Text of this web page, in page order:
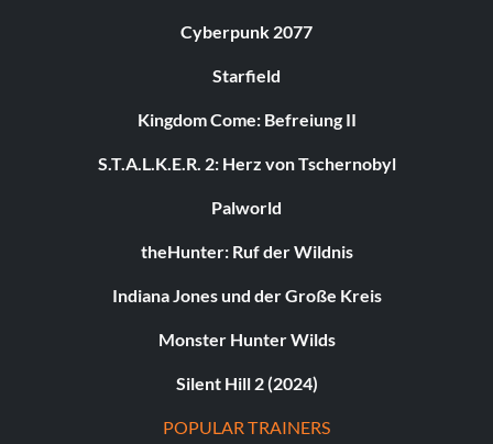
Cyberpunk 2077
Starfield
Kingdom Come: Befreiung II
S.T.A.L.K.E.R. 2: Herz von Tschernobyl
Palworld
theHunter: Ruf der Wildnis
Indiana Jones und der Große Kreis
Monster Hunter Wilds
Silent Hill 2 (2024)
POPULAR TRAINERS